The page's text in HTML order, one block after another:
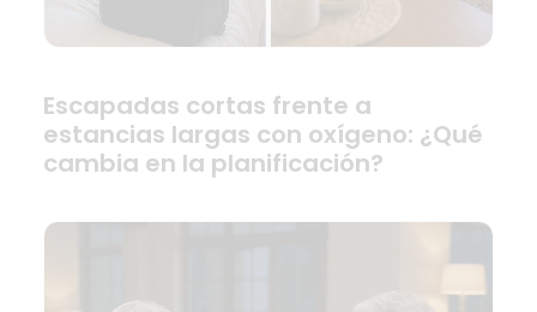
Escapadas cortas frente a
estancias largas con oxígeno: ¿Qué
cambia en la planificación?